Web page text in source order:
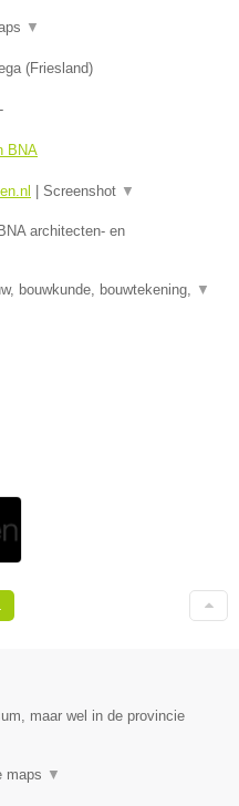
▼
(Friesland)
-
BNA
Screenshot ▼
architecten- en
bouwkunde, bouwtekening, ▼
maar wel in de provincie
maps ▼